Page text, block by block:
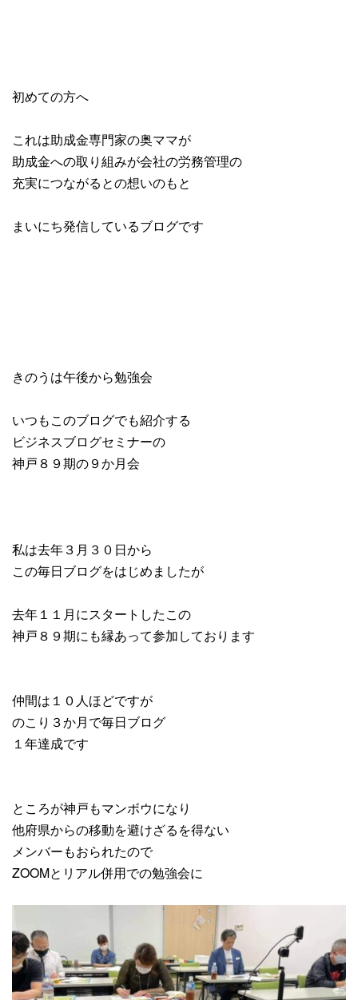
初めての方へ
これは助成金専門家の奥ママが
助成金への取り組みが会社の労務管理の
充実につながるとの想いのもと
まいにち発信しているブログです
きのうは午後から勉強会
いつもこのブログでも紹介する
ビジネスブログセミナーの
神戸８９期の９か月会
私は去年３月３０日から
この毎日ブログをはじめましたが
去年１１月にスタートしたこの
神戸８９期にも縁あって参加しております
仲間は１０人ほどですが
のこり３か月で毎日ブログ
１年達成です
ところが神戸もマンボウになり
他府県からの移動を避けざるを得ない
メンバーもおられたので
ZOOMとリアル併用での勉強会に